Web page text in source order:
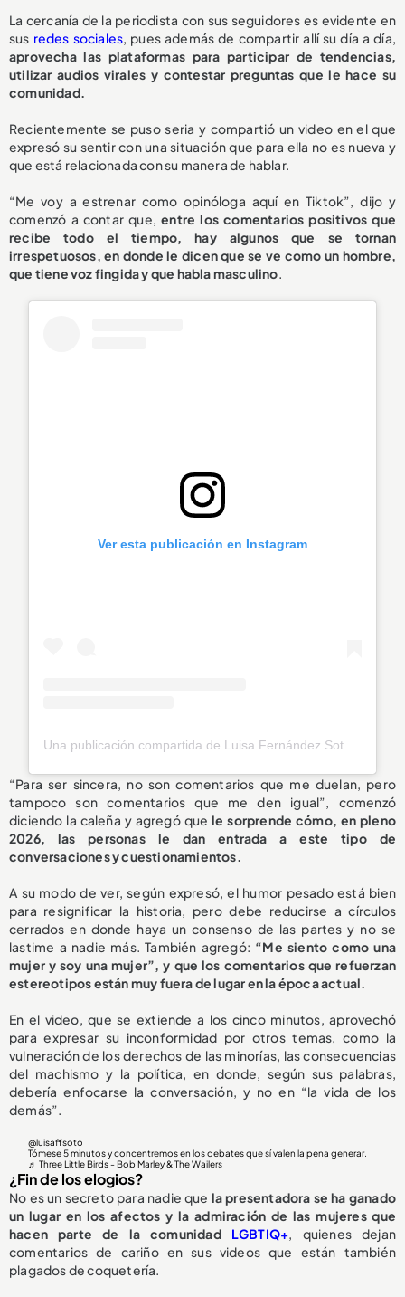
La cercanía de la periodista con sus seguidores es evidente en
sus redes sociales, pues además de compartir allí su día a día,
aprovecha las plataformas para participar de tendencias,
utilizar audios virales y contestar preguntas que le hace su
comunidad.
Recientemente se puso seria y compartió un video en el que
expresó su sentir con una situación que para ella no es nueva y
que está relacionada con su manera de hablar.
“Me voy a estrenar como opinóloga aquí en Tiktok”, dijo y
comenzó a contar que,entre los comentarios positivos que
recibe todo el tiempo, hay algunos que se tornan
irrespetuosos, en donde le dicen que se ve como un hombre,
que tiene voz fingida y que habla masculino.
Ver esta publicación en Instagram
Una publicación compartida de Luisa Fernández Soto (@luisafdezsoto)
“Para ser sincera, no son comentarios que me duelan, pero
tampoco son comentarios que me den igual”, comenzó
diciendo la caleña y agregó quele sorprende cómo, en pleno
2026, las personas le dan entrada a este tipo de
conversaciones y cuestionamientos.
A su modo de ver, según expresó, el humor pesado está bien
para resignificar la historia, pero debe reducirse a círculos
cerrados en donde haya un consenso de las partes y no se
lastime a nadie más. También agregó: “Me siento como una
mujer y soy una mujer”, y que los comentarios que refuerzan
estereotipos están muy fuera de lugar en la época actual.
En el video, que se extiende a los cinco minutos, aprovechó
para expresar su inconformidad por otros temas, como la
vulneración de los derechos de las minorías, las consecuencias
del machismo y la política, en donde, según sus palabras,
debería enfocarse la conversación, y no en “la vida de los
demás”.
@luisaffsoto
Tómese 5 minutos y concentremos en los debates que sí valen la pena generar.
♬ Three Little Birds - Bob Marley & The Wailers
¿Fin de los elogios?
No es un secreto para nadie que la presentadora se ha ganado
un lugar en los afectos y la admiración de las mujeres que
hacen parte de la comunidad LGBTIQ+, quienes dejan
comentarios de cariño en sus videos que están también
plagados de coquetería.